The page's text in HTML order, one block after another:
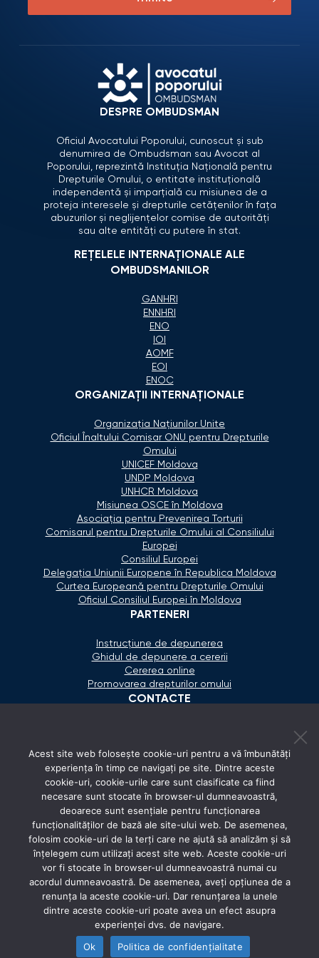
DESPRE OMBUDSMAN
Oficiul Avocatului Poporului, cunoscut și sub
denumirea de Ombudsman sau Avocat al
Poporului, reprezintă Instituția Națională pentru
Drepturile Omului, o entitate instituțională
independentă și imparțială cu misiunea de a
proteja interesele și drepturile cetățenilor în fața
abuzurilor și neglijențelor comise de autorități
sau alte entități cu putere în stat.
REȚELELE INTERNAȚIONALE ALE
OMBUDSMANILOR
GANHRI
ENNHRI
ENO
IOI
AOMF
EOI
ENOC
ORGANIZAŢII INTERNAŢIONALE
Organizaţia Naţiunilor Unite
Oficiul Înaltului Comisar ONU pentru Drepturile
Omului
UNICEF Moldova
UNDP Moldova
UNHCR Moldova
Misiunea OSCE în Moldova
Asociaţia pentru Prevenirea Torturii
Comisarul pentru Drepturile Omului al Consiliului
Europei
Consiliul Europei
Delegaţia Uniunii Europene în Republica Moldova
Curtea Europeană pentru Drepturile Omului
Oficiul Consiliul Europei în Moldova
PARTENERI
Instrucțiune de depunerea
Ghidul de depunere a cererii
Cererea online
Promovarea drepturilor omului
CONTACTE
secretariat@ombudsman.md
Strada Calea Ieşilor 11/3, Chişinău
Luni - Vineri: 08:00 - 17:00
REȚELE SOCIALE
© 2026 Avocatul Poporului Ombudsman. All rights
Acest site web folosește cookie-uri pentru a vă îmbunătăți
experiența în timp ce navigați pe site. Dintre aceste
cookie-uri, cookie-urile care sunt clasificate ca fiind
necesare sunt stocate în browser-ul dumneavoastră,
deoarece sunt esențiale pentru funcționarea
funcționalităților de bază ale site-ului web. De asemenea,
folosim cookie-uri de la terți care ne ajută să analizăm și să
înțelegem cum utilizați acest site web. Aceste cookie-uri
vor fi stocate în browser-ul dumneavoastră numai cu
acordul dumneavoastră. De asemenea, aveți opțiunea de a
renunța la aceste cookie-uri. Dar renunțarea la unele
dintre aceste cookie-uri poate avea un efect asupra
experienței dvs. de navigare.
Ok
Politica de confidențialitate